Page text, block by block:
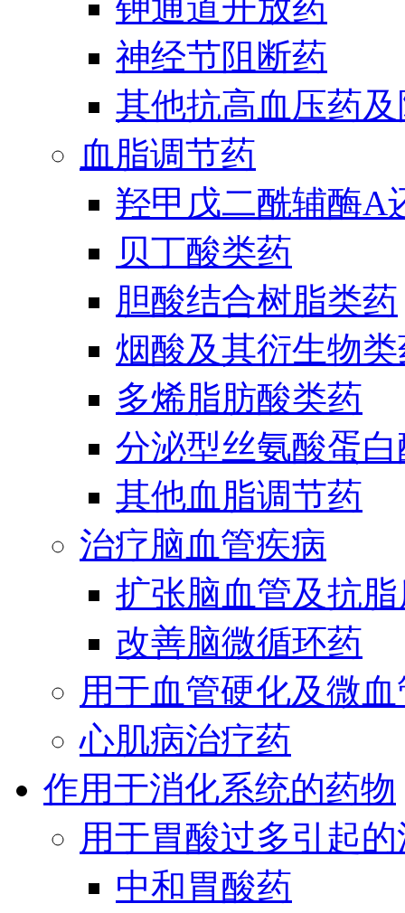
神经节阻断药
其他抗高血压药
血脂调节药
羟甲戊二酰辅酶A
贝丁酸类药
胆酸结合树脂类药
烟酸及其衍生物
多烯脂肪酸类药
分泌型丝氨酸蛋
其他血脂调节药
治疗脑血管疾病
扩张脑血管及抗
改善脑微循环药
用于血管硬化及微
心肌病治疗药
作用于消化系统的药物
用于胃酸过多引起
中和胃酸药